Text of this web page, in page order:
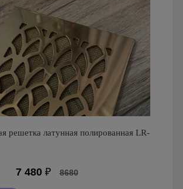
решетка латунная полированная LR-
7 480₽ 8680